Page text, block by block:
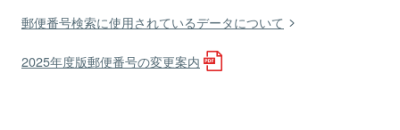
郵便番号検索に使用されているデータについて
2025年度版郵便番号の変更案内